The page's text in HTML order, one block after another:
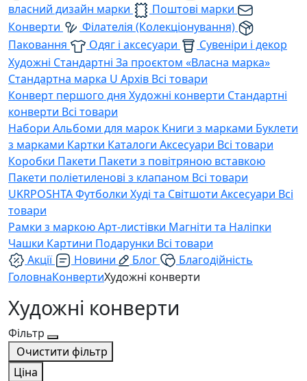
власний дизайн марки
Поштові марки
Конверти
Філателія (Колекціонування)
Паковання
Одяг і аксесуари
Сувеніри і декор
Художні Стандартні За проєктом «Власна марка»
Стандартна марка U Архів Всі товари
Конверт першого дня Художні конверти Стандартні
конверти Всі товари
Набори Альбоми для марок Книги з марками Буклети
з марками Картки Каталоги Аксесуари Всі товари
Коробки Пакети Пакети з повітряною вставкою
Пакети поліетиленові з клапаном Всі товари
UKRPOSHTAФутболки Худі та Світшоти Аксесуари Всі
товари
Рамки з маркоюАрт-листівки Магніти та Наліпки
Чашки Картини Подарунки Всі товари
Акції
Новини Блог
Благодійність
ГоловнаКонвертиХудожні конверти
Художні конверти
Фільтр
Очистити фільтр
Ціна